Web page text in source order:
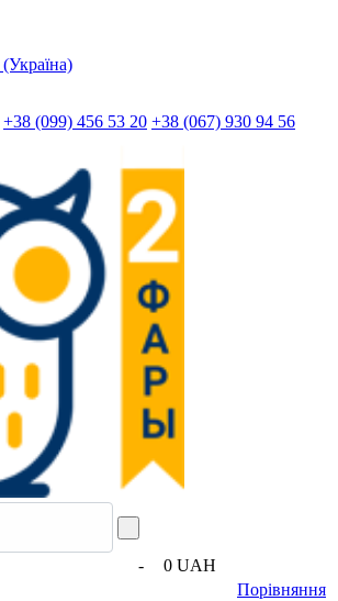
+38 (099) 456 53 20 +38 (067) 930 94 56
-
0 UAH
Порівняння